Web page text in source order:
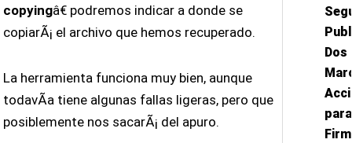
copyingâ€ podremos indicar a donde se
copiarÃ¡ el archivo que hemos recuperado.
La herramienta funciona muy bien, aunque
todavÃ­a tiene algunas fallas ligeras, pero que
posiblemente nos sacarÃ¡ del apuro.
Dos
para